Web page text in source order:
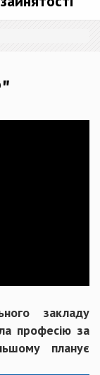
закладу
професію за
планує